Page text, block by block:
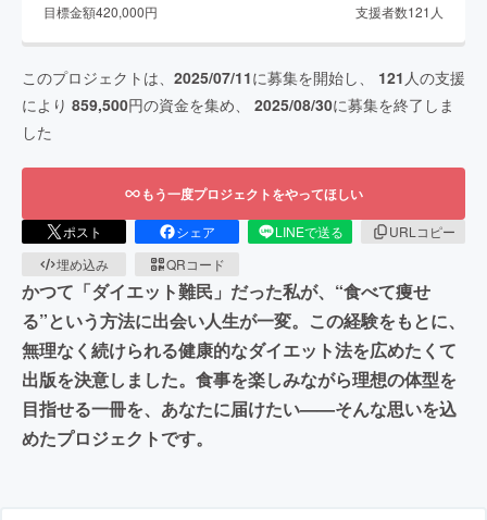
目標金額420,000円 支援者数121 人
このプロジェクトは、 2025/07/11に募集を開始し、 121 人の支援
により 859,500円の資金を集め、 2025/08/30に募集を終了しま
した
もう一度プロジェクトをやってほしい
ポスト シェア LINEで送る
URLコピー
埋め込み
QRコード
かつて「ダイエット難民」だった私が、“食べて痩せ
る”という方法に出会い人生が一変。この経験をもとに、
無理なく続けられる健康的なダイエット法を広めたくて
出版を決意しました。食事を楽しみながら理想の体型を
目指せる一冊を、あなたに届けたい——そんな思いを込
めたプロジェクトです。